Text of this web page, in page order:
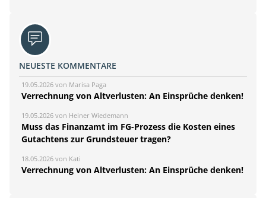
NEUESTE KOMMENTARE
19.05.2026 von Marisa Paga
Verrechnung von Altverlusten: An Einsprüche denken!
19.05.2026 von Heiner Wiedemann
Muss das Finanzamt im FG-Prozess die Kosten eines
Gutachtens zur Grundsteuer tragen?
18.05.2026 von Kati
Verrechnung von Altverlusten: An Einsprüche denken!